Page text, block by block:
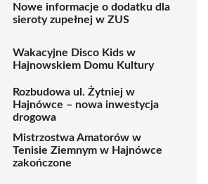
Nowe informacje o dodatku dla
sieroty zupełnej w ZUS
Wakacyjne Disco Kids w
Hajnowskiem Domu Kultury
Rozbudowa ul. Żytniej w
Hajnówce – nowa inwestycja
drogowa
Mistrzostwa Amatorów w
Tenisie Ziemnym w Hajnówce
zakończone